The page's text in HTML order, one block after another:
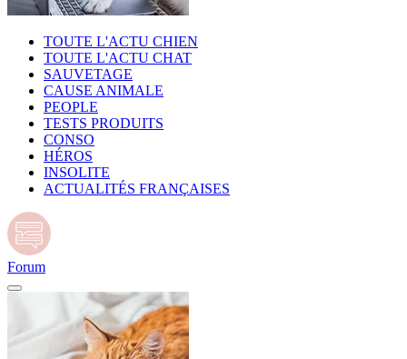
TOUTE L'ACTU CHIEN
TOUTE L'ACTU CHAT
SAUVETAGE
CAUSE ANIMALE
PEOPLE
TESTS PRODUITS
CONSO
HÉROS
INSOLITE
ACTUALITÉS FRANÇAISES
Forum